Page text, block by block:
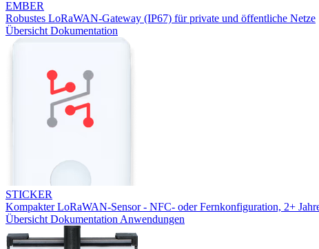
EMBER
Robustes LoRaWAN-Gateway (IP67) für private und öffentliche Netze
Übersicht Dokumentation
STICKER
Kompakter LoRaWAN-Sensor - NFC- oder Fernkonfiguration, 2+
Übersicht Dokumentation Anwendungen